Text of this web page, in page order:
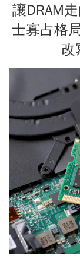
讓DRAM
士寡占格
改